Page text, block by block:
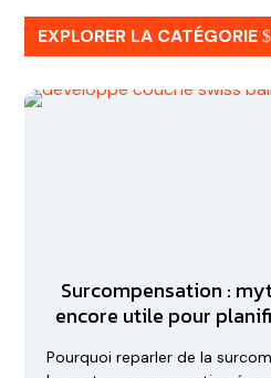
EXPLORER LA CATÉGORIE
Surcompensation :
encore utile pour
Pourquoi reparler de la